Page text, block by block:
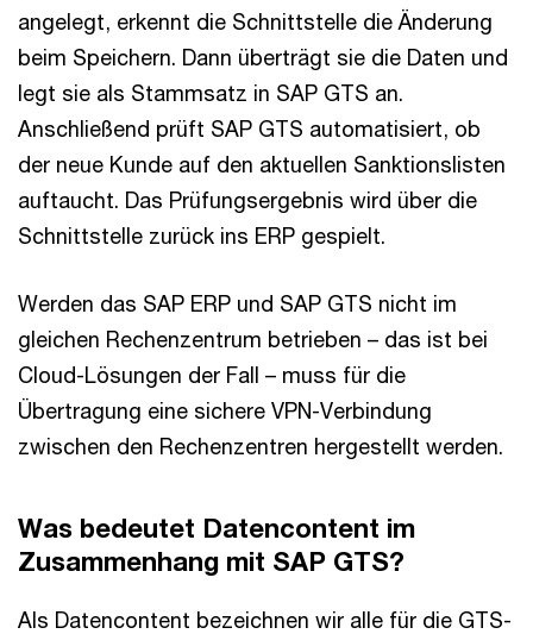
angelegt, erkennt die Schnittstelle die Änderung
beim Speichern. Dann überträgt sie die Daten und
legt sie als Stammsatz in SAP GTS an.
Anschließend prüft SAP GTS automatisiert, ob
der neue Kunde auf den aktuellen Sanktionslisten
auftaucht. Das Prüfungsergebnis wird über die
Schnittstelle zurück ins ERP gespielt.
Werden das SAP ERP und SAP GTS nicht im
gleichen Rechenzentrum betrieben – das ist bei
Cloud-Lösungen der Fall – muss für die
Übertragung eine sichere VPN-Verbindung
zwischen den Rechenzentren hergestellt werden.
Was bedeutet Datencontent im
Zusammenhang mit SAP GTS?
Als Datencontent bezeichnen wir alle für die GTS-